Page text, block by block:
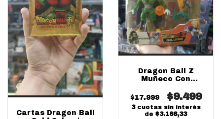
Cartas Dragon Ball
Dragon Ball Z
Muñeco Con
SALE!
$17.999 $9.499
3 cuotas sin interés
de $3.166,33